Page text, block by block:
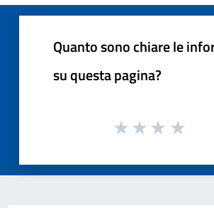
Quanto sono chiare le
su questa pagina?